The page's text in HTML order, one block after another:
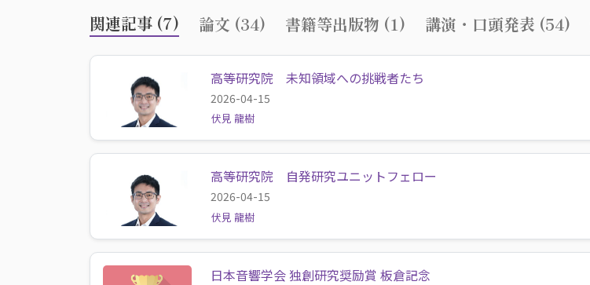
関連記事 (7) 論文 (34) 書籍等出版物 (1) 講演・口頭発表 (54)
高等研究院 未知領域への挑戦者たち
2026-04-15
伏見 龍樹
高等研究院 自発研究ユニットフェロー
2026-04-15
伏見 龍樹
日本音響学会 独創研究奨励賞 板倉記念